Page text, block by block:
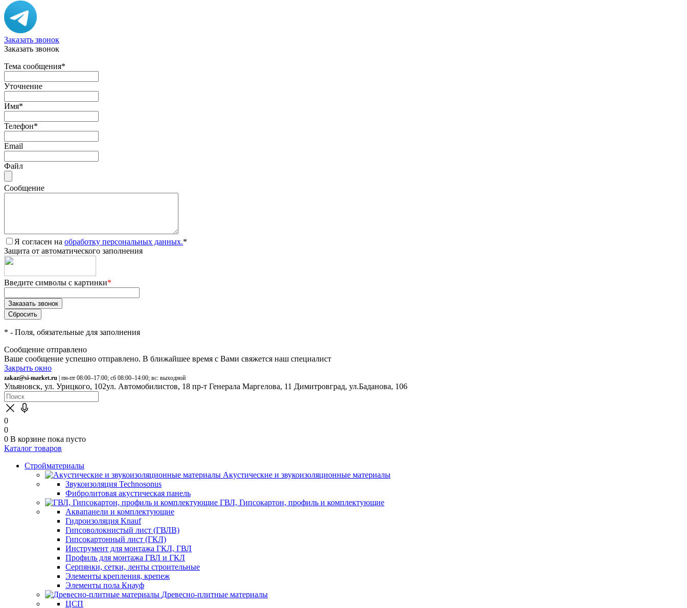
Заказать звонок
Заказать звонок
Тема сообщения*
Уточнение
Имя*
Телефон*
Email
Файл
Сообщение
Я согласен на обработку персональных данных.*
Защита от автоматического заполнения
Введите символы с картинки*
* - Поля, обязательные для заполнения
Сообщение отправлено
Ваше сообщение успешно отправлено. В ближайшее время с Вами свяжется наш специалист
Закрыть окно
zakaz@si-market.ru | пн-пт 08:00–17:00; сб 08:00–14:00; вс: выходной
Ульяновск, ул. Урицкого, 102ул. Автомобилистов, 18 пр-т Генерала Маргелова, 11 Димитровград, ул.Баданова, 106
0
0
0 В корзине пока пусто
Каталог товаров
Стройматериалы
Акустические и звукоизоляционные материалы
Звукоизоляция Technosonus
Фибролитовая акустическая панель
ГВЛ, Гипсокартон, профиль и комплектующие
Аквапанели и комплектующие
Гидроизоляция Knauf
Гипсоволокнистый лист (ГВЛВ)
Гипсокартонный лист (ГКЛ)
Инструмент для монтажа ГКЛ, ГВЛ
Профиль для монтажа ГВЛ и ГКЛ
Серпянки, сетки, ленты строительные
Элементы крепления, крепеж
Элементы пола Кнауф
Древесно-плитные материалы
ЦСП